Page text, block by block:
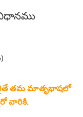
తమ మాతృభాషలో
వారికి.